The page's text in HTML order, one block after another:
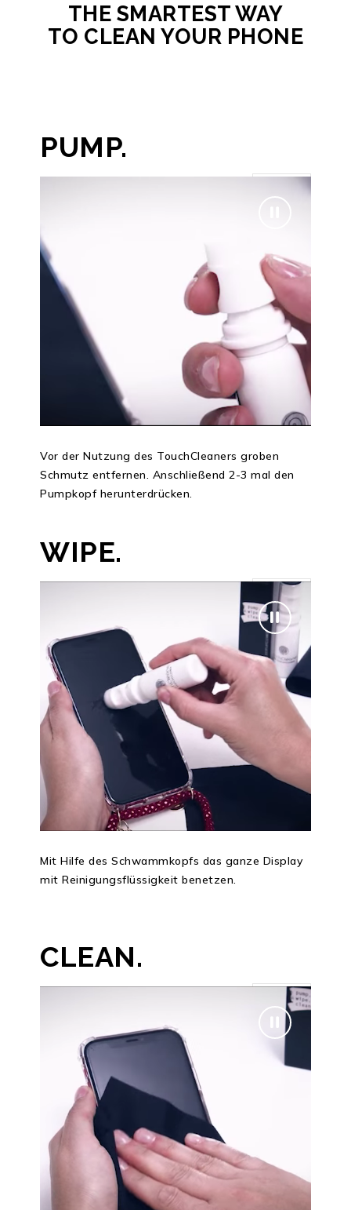
PUMP.
1
WIPE.
2
CLEAN.
3
Vor der Nutzung des TouchCleaners groben
Schmutz entfernen. Anschließend 2-3 mal den
Pumpkopf herunterdrücken.
Mit Hilfe des Schwammkopfs das ganze Display
mit Reinigungsflüssigkeit benetzen.
THE SMARTEST WAY
TO CLEAN YOUR PHONE